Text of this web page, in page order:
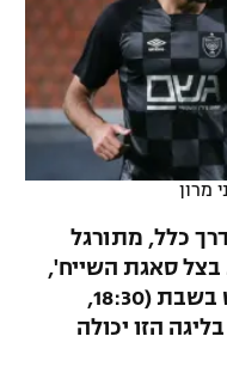
מרון
כלל, מתורגל
בצל סאגת השייח',
זהבי יחליף את קונטה מול ק"ש בשבת (18:30,
בליגה הזו יכולה